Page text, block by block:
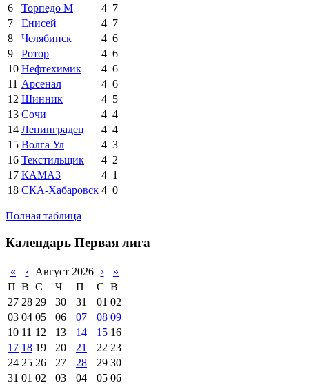
6
Торпедо М 4 7
7
Енисей 4 7
8
Челябинск 4 6
9
Ротор 4 6
10 Нефтехимик 4 6
11 Арсенал 4 6
12 Шинник 4 5
13 Сочи 4 4
14 Ленинградец 4 4
15 Волга Ул 4 3
16 Текстильщик 4 2
17 КАМАЗ 4 1
18 СКА-Хабаровск 4 0
Полная таблица
Календарь Первая лига
« ‹ Август 2026 ›
»
П В С Ч П С В
27 28 29 30 31 01 02
03 04 05 06 07 08 09
10 11 12 13 14 15 16
17 18 19 20 21 22 23
24 25 26 27 28 29 30
31 01 02 03 04 05 06